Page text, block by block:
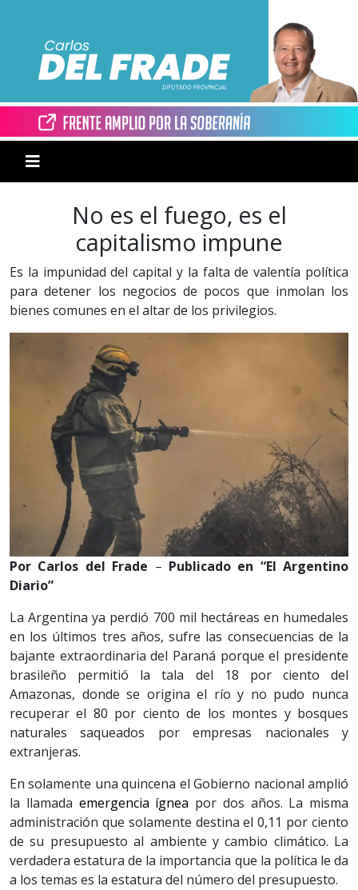
No es el fuego, es el
capitalismo impune
Es la impunidad del capital y la falta de valentía política
para detener los negocios de pocos que inmolan los
bienes comunes en el altar de los privilegios.
Por Carlos del Frade – Publicado en “El Argentino
Diario”
La Argentina ya perdió 700 mil hectáreas en humedales
en los últimos tres años, sufre las consecuencias de la
bajante extraordinaria del Paraná porque el presidente
brasileño permitió la tala del 18 por ciento del
Amazonas, donde se origina el río y no pudo nunca
recuperar el 80 por ciento de los montes y bosques
naturales saqueados por empresas nacionales y
extranjeras.
En solamente una quincena el Gobierno nacional amplió
la llamada emergencia ígnea por dos años. La misma
administración que solamente destina el 0,11 por ciento
de su presupuesto al ambiente y cambio climático. La
verdadera estatura de la importancia que la política le da
a los temas es la estatura del número del presupuesto.